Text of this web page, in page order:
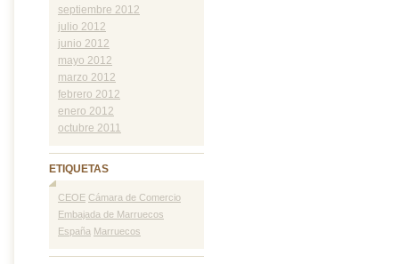
septiembre 2012
julio 2012
junio 2012
mayo 2012
marzo 2012
febrero 2012
enero 2012
octubre 2011
ETIQUETAS
CEOE Cámara de Comercio
Embajada de Marruecos
España Marruecos